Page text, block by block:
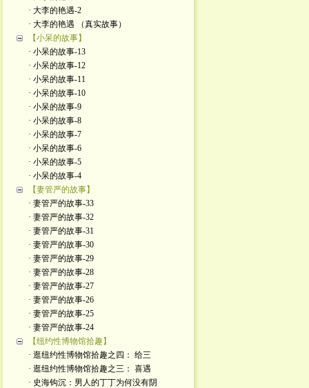
· 大李的艳遇-2
· 大李的艳遇 （真实故事）
【小呆的故事】
· 小呆的故事-13
· 小呆的故事-12
· 小呆的故事-11
· 小呆的故事-10
· 小呆的故事-9
· 小呆的故事-8
· 小呆的故事-7
· 小呆的故事-6
· 小呆的故事-5
· 小呆的故事-4
【妻管严的故事】
· 妻管严的故事-33
· 妻管严的故事-32
· 妻管严的故事-31
· 妻管严的故事-30
· 妻管严的故事-29
· 妻管严的故事-28
· 妻管严的故事-27
· 妻管严的故事-26
· 妻管严的故事-25
· 妻管严的故事-24
【纽约性博物馆拾趣】
· 逛纽约性博物馆拾趣之四： 给三
· 逛纽约性博物馆拾趣之三： 喜遇
· 史海钩沉：男人的丁丁为何没有阴